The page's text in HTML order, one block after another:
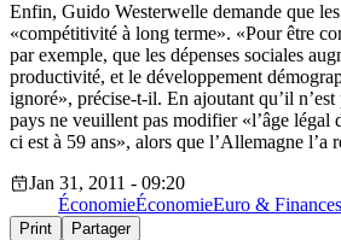
Enfin, Guido Westerwelle demande que
«compétitivité à long terme». «Pour être
par exemple, que les dépenses sociales
productivité, et le développement
ignoré», précise-t-il. En ajoutant qu’il
pays ne veuillent pas modifier «l’âge légal
ci est à 59 ans», alors que l’Allemagne l’a
Jan 31, 2011 - 09:20
ÉconomieÉconomieEuro & Finances
Print Partager